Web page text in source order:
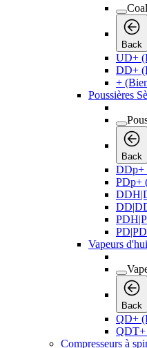
Back
UD+
DD+
+
Poussières
Back
DDp+
PDp+
Vapeurs
Back
QD+
QDT+
Compresseurs à